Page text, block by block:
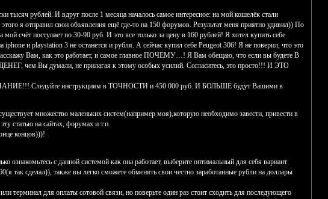
тысяч рублей. И вдруг после 1 месяца началось самое интересное: на мой кошелёк стали
я отправил свои объявления ещё где-то на 150 форумов. Результат меня приятно удивил)) По
счёт поступает по 30-90 руб. И это все только за цену в 160 рублей! Я хотел купить себе
и playstation 3 не останется и рубля. А сейчас купил себе Peugeot 306! Я не поверил, что это
расскажу Вам, как это работает, и самое главное ПОЧЕМУ…! Я Вам обещаю, что если вы будете В
чем Вы думали, не прилагая к этому особых усилий. Согласитесь, это просто!!! И ЭТО
инструкциям в ТОЧНОСТИ и 450 000 руб. И БОЛЬШЕ будут Вашими в
множество маленьких систем(например моя),которую необходимо завести, привести в
статью на сайтах, форумах и т.п.
концов)))!
ознакомьтесь с данной системой как она работает, выберите оптимальный для себя вариант
так сделал)), также вы легко сможете обменять свои честно заработанные рубли на доллары
терминал для оплаты сотовой связи, но поверьте один раз стоит сходить для последующего